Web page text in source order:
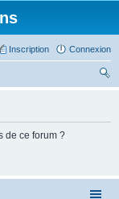
Connexion
Inscription
de ce forum ?